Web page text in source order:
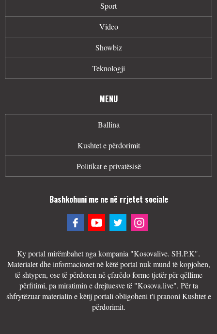
Sport
Video
Showbiz
Teknologji
MENU
Ballina
Kushtet e përdorimit
Politikat e privatësisë
Bashkohuni me ne në rrjetet sociale
Ky portal mirëmbahet nga kompania "Kosovalive. SH.P.K".
Materialet dhe informacionet në këtë portal nuk mund të kopjohen,
të shtypen, ose të përdoren në çfarëdo forme tjetër për qëllime
përfitimi, pa miratimin e drejtuesve të "Kosova.live". Për ta
shfrytëzuar materialin e këtij portali obligoheni t'i pranoni Kushtet e
përdorimit.